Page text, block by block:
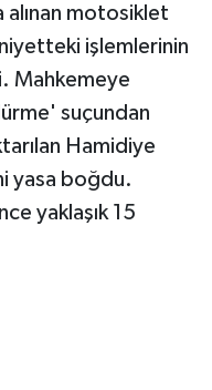
alınan motosiklet
işlemlerinin
Mahkemeye
suçundan
Hamidiye
yasa boğdu.
yaklaşık 15